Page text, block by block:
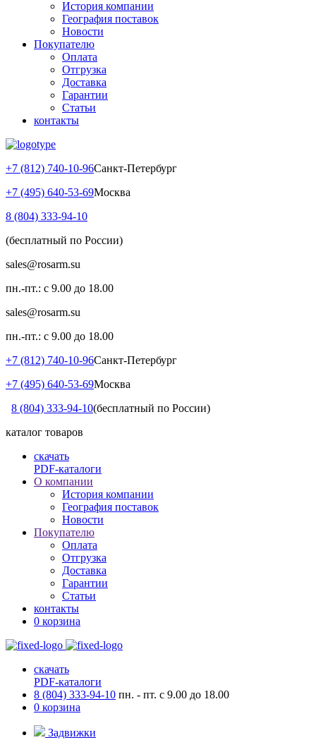
История компании
География поставок
Новости
Покупателю
Оплата
Отгрузка
Доставка
Гарантии
Статьи
контакты
+7 (812) 740-10-96Санкт-Петербург
+7 (495) 640-53-69Москва
8 (804) 333-94-10
(бесплатный по России)
sales@rosarm.su
пн.-пт.: с 9.00 до 18.00
sales@rosarm.su
пн.-пт.: с 9.00 до 18.00
+7 (812) 740-10-96Санкт-Петербург
+7 (495) 640-53-69Москва
8 (804) 333-94-10(бесплатный по России)
каталог товаров
скачать
PDF-каталоги
О компании
История компании
География поставок
Новости
Покупателю
Оплата
Отгрузка
Доставка
Гарантии
Статьи
контакты
0 корзина
скачать
PDF-каталоги
8 (804) 333-94-10 пн. - пт. с 9.00 до 18.00
0 корзина
Задвижки